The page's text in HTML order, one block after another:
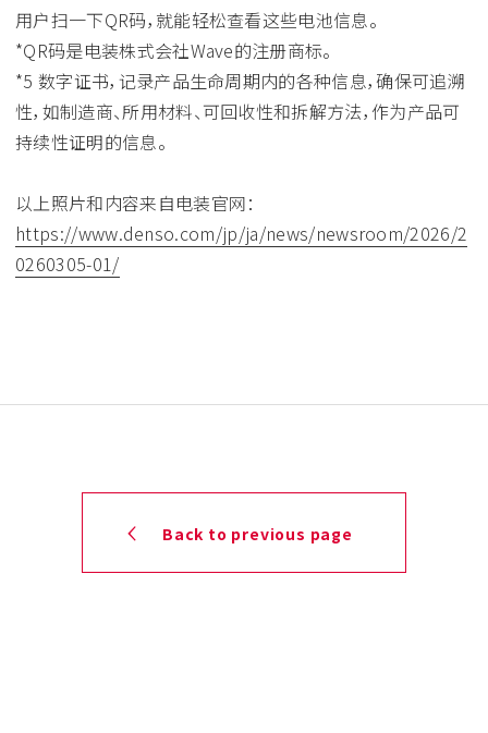
用户扫一下QR码，就能轻松查看这些电池信息。
*QR码是电装株式会社Wave的注册商标。
*5 数字证书，记录产品生命周期内的各种信息，确保可追溯
性，如制造商、所用材料、可回收性和拆解方法，作为产品可
持续性证明的信息。
以上照片和内容来自电装官网：
https://www.denso.com/jp/ja/news/newsroom/2026/2
0260305-01/
Back to previous page